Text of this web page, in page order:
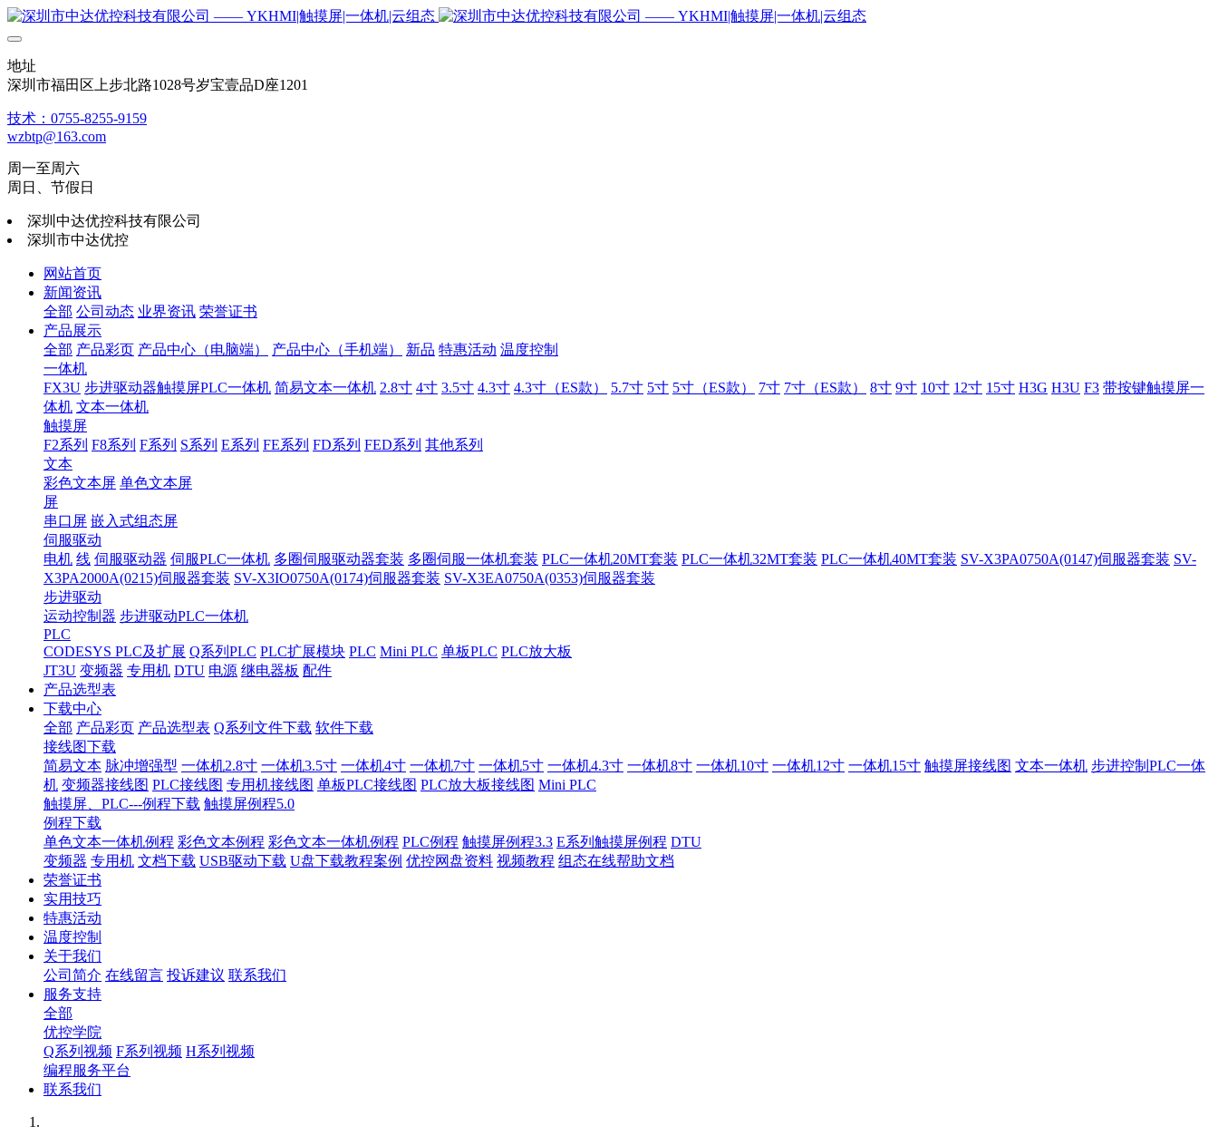
地址
深圳市福田区上步北路1028号岁宝壹品D座1201
技术：0755-8255-9159
wzbtp@163.com
周一至周六
周日、节假日
深圳中达优控科技有限公司
深圳市中达优控
网站首页
新闻资讯
全部 公司动态 业界资讯 荣誉证书
产品展示
全部 产品彩页 产品中心（电脑端） 产品中心（手机端） 新品 特惠活动 温度控制
一体机
FX3U 步进驱动器触摸屏PLC一体机 简易文本一体机 2.8寸 4寸 3.5寸 4.3寸 4.3寸（ES款） 5.7寸 5寸 5寸（ES款） 7寸 7寸（ES款） 8寸 9寸 10寸 12寸 15寸 H3G H3U F3 带按键触摸屏一
体机 文本一体机
触摸屏
F2系列 F8系列 F系列 S系列 E系列 FE系列 FD系列 FED系列 其他系列
文本
彩色文本屏 单色文本屏
屏
串口屏 嵌入式组态屏
伺服驱动
电机 线 伺服驱动器 伺服PLC一体机 多圈伺服驱动器套装 多圈伺服一体机套装 PLC一体机20MT套装 PLC一体机32MT套装 PLC一体机40MT套装 SV-X3PA0750A(0147)伺服器套装 SV-
X3PA2000A(0215)伺服器套装 SV-X3IO0750A(0174)伺服器套装 SV-X3EA0750A(0353)伺服器套装
步进驱动
运动控制器 步进驱动PLC一体机
PLC
CODESYS PLC及扩展 Q系列PLC PLC扩展模块 PLC Mini PLC 单板PLC PLC放大板
JT3U 变频器 专用机 DTU 电源 继电器板 配件
产品选型表
下载中心
全部 产品彩页 产品选型表 Q系列文件下载 软件下载
接线图下载
简易文本 脉冲增强型 一体机2.8寸 一体机3.5寸 一体机4寸 一体机7寸 一体机5寸 一体机4.3寸 一体机8寸 一体机10寸 一体机12寸 一体机15寸 触摸屏接线图 文本一体机 步进控制PLC一体
机 变频器接线图 PLC接线图 专用机接线图 单板PLC接线图 PLC放大板接线图 Mini PLC
触摸屏、PLC---例程下载 触摸屏例程5.0
例程下载
单色文本一体机例程 彩色文本例程 彩色文本一体机例程 PLC例程 触摸屏例程3.3 E系列触摸屏例程 DTU
变频器 专用机 文档下载 USB驱动下载 U盘下载教程案例 优控网盘资料 视频教程 组态在线帮助文档
荣誉证书
实用技巧
特惠活动
温度控制
关于我们
公司简介 在线留言 投诉建议 联系我们
服务支持
全部
优控学院
Q系列视频 F系列视频 H系列视频
编程服务平台
联系我们